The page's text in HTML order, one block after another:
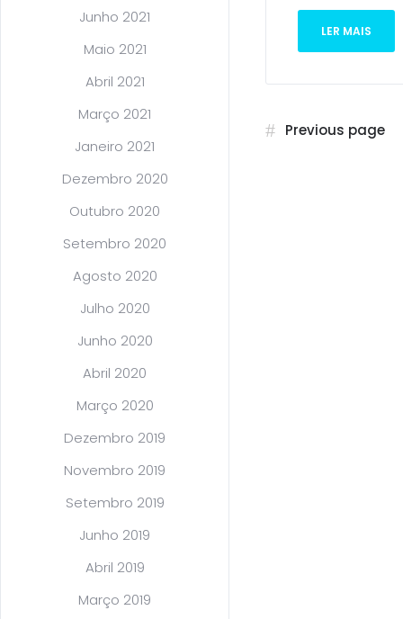
Junho 2021
Maio 2021
Abril 2021
Março 2021
Janeiro 2021
Dezembro 2020
Outubro 2020
Setembro 2020
Agosto 2020
Julho 2020
Junho 2020
Abril 2020
Março 2020
Dezembro 2019
Novembro 2019
Setembro 2019
Junho 2019
Abril 2019
Março 2019
LER MAIS
Previous page